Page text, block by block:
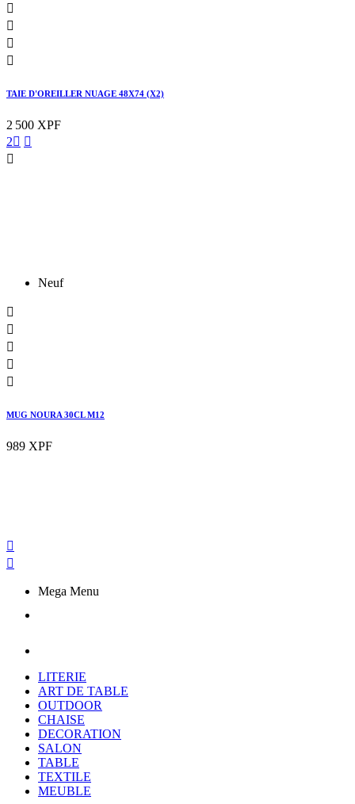




TAIE D'OREILLER NUAGE 48X74 (X2)
2 500 XPF
2 

Neuf





MUG NOURA 30CL M12
989 XPF


Mega Menu
LITERIE
ART DE TABLE
OUTDOOR
CHAISE
DECORATION
SALON
TABLE
TEXTILE
MEUBLE